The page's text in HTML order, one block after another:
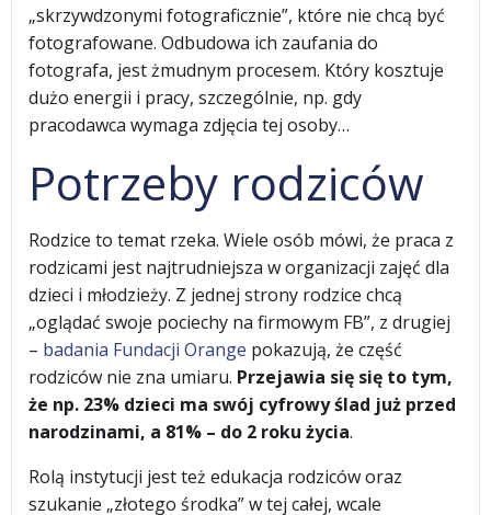
„skrzywdzonymi fotograficznie”, które nie chcą być
fotografowane. Odbudowa ich zaufania do
fotografa, jest żmudnym procesem. Który kosztuje
dużo energii i pracy, szczególnie, np. gdy
pracodawca wymaga zdjęcia tej osoby…
Potrzeby rodziców
Rodzice to temat rzeka. Wiele osób mówi, że praca z
rodzicami jest najtrudniejsza w organizacji zajęć dla
dzieci i młodzieży. Z jednej strony rodzice chcą
„oglądać swoje pociechy na firmowym FB”, z drugiej
– badania Fundacji Orange pokazują, że część
rodziców nie zna umiaru. Przejawia się się to tym,
że np. 23% dzieci ma swój cyfrowy ślad już przed
narodzinami, a 81% – do 2 roku życia.
Rolą instytucji jest też edukacja rodziców oraz
szukanie „złotego środka” w tej całej, wcale